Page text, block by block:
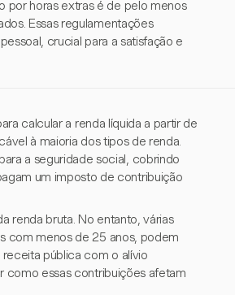
por horas extras é de pelo menos
Essas regulamentações
crucial para a satisfação e
calcular a renda líquida a partir de
à maioria dos tipos de renda.
a seguridade social, cobrindo
um imposto de contribuição
renda bruta. No entanto, várias
com menos de 25 anos, podem
receita pública com o alívio
como essas contribuições afetam